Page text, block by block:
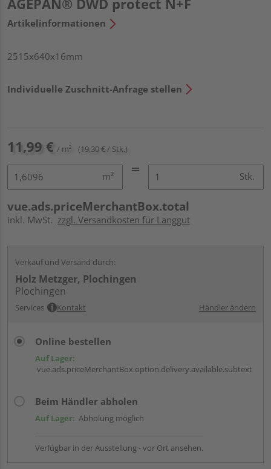
Artikelinformationen
2515x640x16mm
Individuelle Zuschnitt-Anfrage stellen
11,99 € / m² (19,30 € / Stk.)
m² Stk.
vue.ads.priceMerchantBox.total
inkl. MwSt. zzgl. Versandkosten für Langgut
Verkauf und Versand durch:
Holz Metzger, Plochingen
Plochingen
Services Kontakt Händler ändern
Online bestellen
Auf Lager:
vue.ads.priceMerchantBox.option.delivery.available.subtext
Beim Händler abholen
Auf Lager: Abholung möglich
Verfügbar in der Ausstellung - vor Ort ansehen.